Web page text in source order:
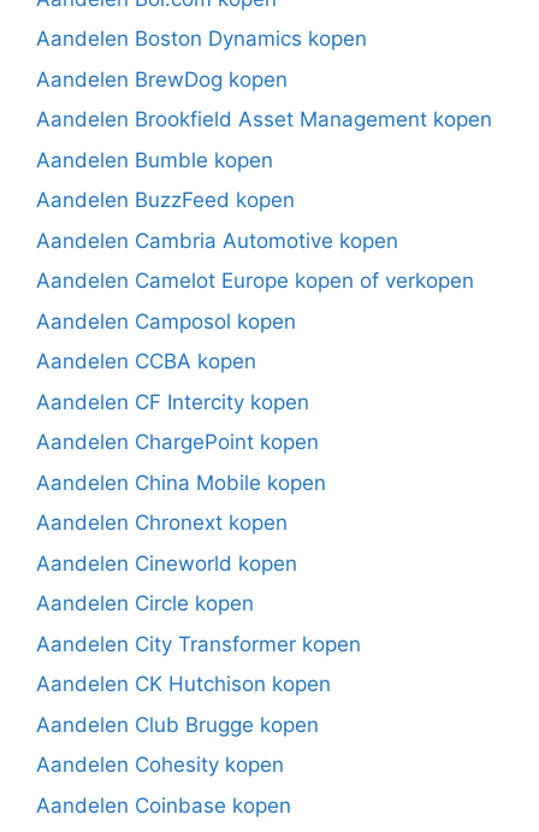
Aandelen Boston Dynamics kopen
Aandelen BrewDog kopen
Aandelen Brookfield Asset Management kopen
Aandelen Bumble kopen
Aandelen BuzzFeed kopen
Aandelen Cambria Automotive kopen
Aandelen Camelot Europe kopen of verkopen
Aandelen Camposol kopen
Aandelen CCBA kopen
Aandelen CF Intercity kopen
Aandelen ChargePoint kopen
Aandelen China Mobile kopen
Aandelen Chronext kopen
Aandelen Cineworld kopen
Aandelen Circle kopen
Aandelen City Transformer kopen
Aandelen CK Hutchison kopen
Aandelen Club Brugge kopen
Aandelen Cohesity kopen
Aandelen Coinbase kopen